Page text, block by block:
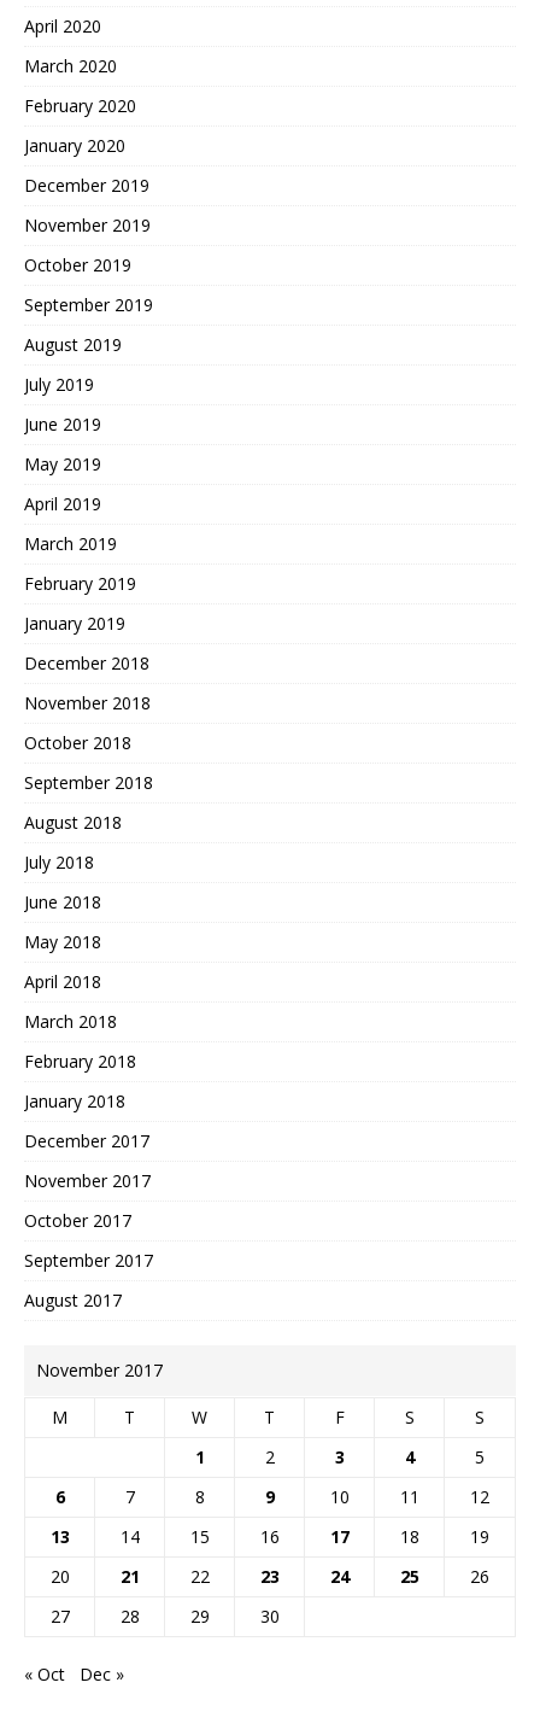
April 2020
March 2020
February 2020
January 2020
December 2019
November 2019
October 2019
September 2019
August 2019
July 2019
June 2019
May 2019
April 2019
March 2019
February 2019
January 2019
December 2018
November 2018
October 2018
September 2018
August 2018
July 2018
June 2018
May 2018
April 2018
March 2018
February 2018
January 2018
December 2017
November 2017
October 2017
September 2017
August 2017
November 2017
M T W T F S
S
1
2 3 4
5
6
7 8 9 10 11
12
13
14 15 16 17 18
19
20
21 22 23 24 25
26
27
28 29 30
« Oct Dec »